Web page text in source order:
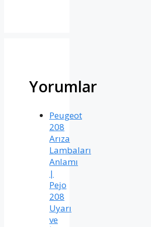
Yorumlar
Peugeot
208
Arıza
Lambaları
Anlamı
|
Pejo
208
Uyarı
ve